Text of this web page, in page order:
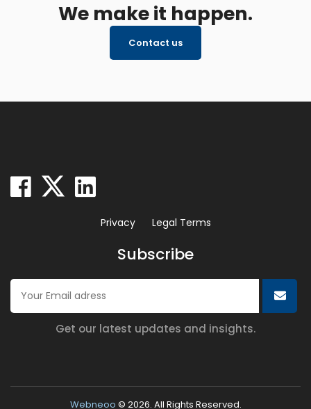
We make it happen.
Contact us
Privacy Legal Terms
Subscribe
Get our latest updates and insights.
Webneoo © 2026. All Rights Reserved.